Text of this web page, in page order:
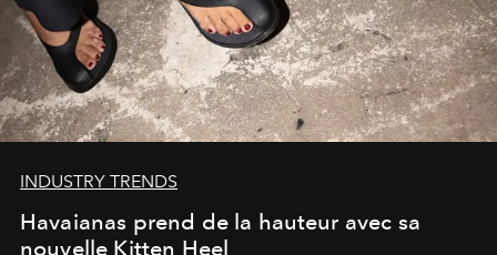
INDUSTRY TRENDS
Havaianas prend de la hauteur avec sa
nouvelle Kitten Heel